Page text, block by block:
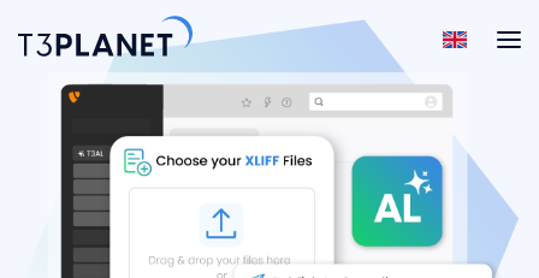
Startseite KI Localization